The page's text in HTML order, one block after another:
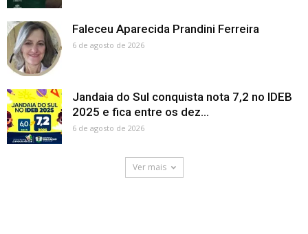
Faleceu Aparecida Prandini Ferreira
6 de agosto de 2026
Jandaia do Sul conquista nota 7,2 no IDEB
2025 e fica entre os dez...
6 de agosto de 2026
Ver mais